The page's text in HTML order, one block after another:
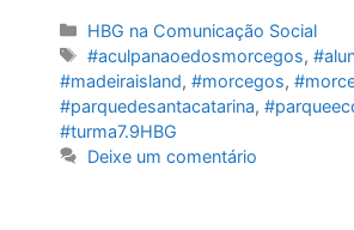
Categorias
HBG na Comunicação Social
Etiquetas
#aculpanaoedosmorcegos,
#madeiraisland, #morcegos,
#parquedesantacatarina,
#turma7.9HBG
Deixe um comentário